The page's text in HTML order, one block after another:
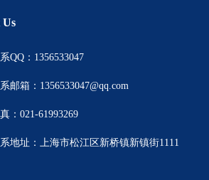
Us
QQ：1356533047
邮箱：1356533047@qq.com
：021-61993269
地址：上海市松江区新桥镇新镇街1111